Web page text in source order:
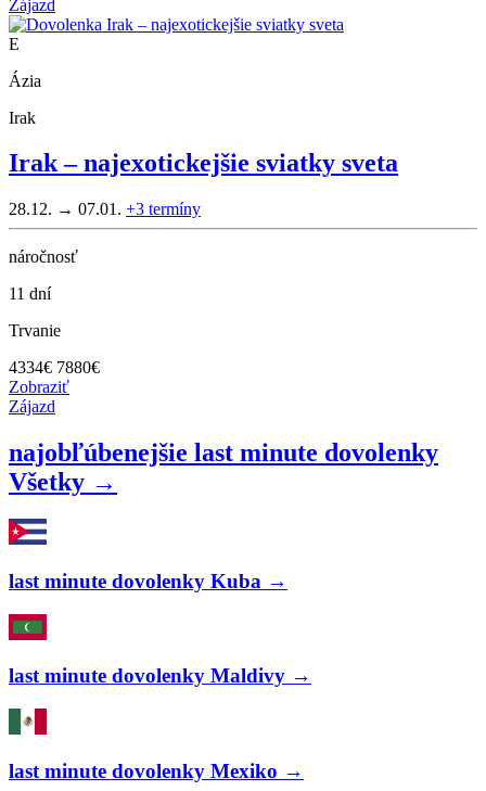
Zájazd
E
Ázia
Irak
Irak – najexotickejšie sviatky sveta
28.12. → 07.01. +3 termíny
náročnosť
11 dní
Trvanie
4334€ 7880€
Zobraziť
Zájazd
najobľúbenejšie last minute dovolenky
Všetky →
last minute dovolenky Kuba →
last minute dovolenky Maldivy →
last minute dovolenky Mexiko →